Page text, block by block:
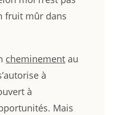
fruit mûr dans
cheminement au
à
à
Mais